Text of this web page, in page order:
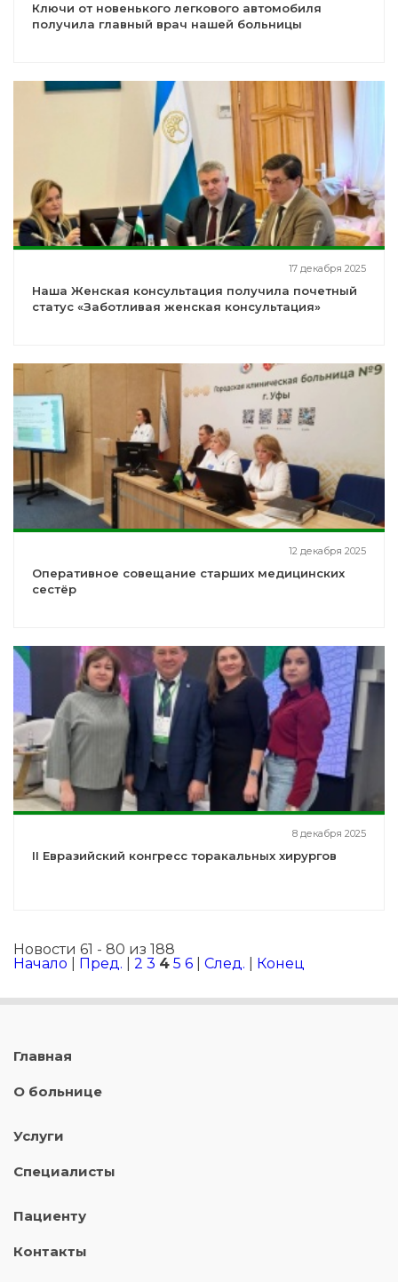
Ключи от новенького легкового автомобиля
получила главный врач нашей больницы
17 декабря 2025
Наша Женская консультация получила почетный
статус «Заботливая женская консультация»
12 декабря 2025
Оперативное совещание старших медицинских
сестёр
8 декабря 2025
II Евразийский конгресс торакальных хирургов
Новости 61 - 80 из 188
Начало
Пред. 2 3 4 5 6 След. Конец
Главная
О больнице
Услуги
Специалисты
Пациенту
Контакты